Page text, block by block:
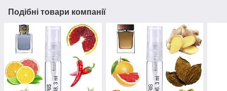
Подібні товари компанії